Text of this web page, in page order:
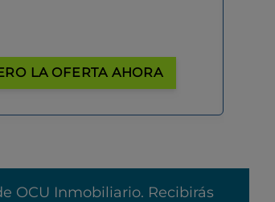
LA OFERTA AHORA
OCU Inmobiliario. Recibirás